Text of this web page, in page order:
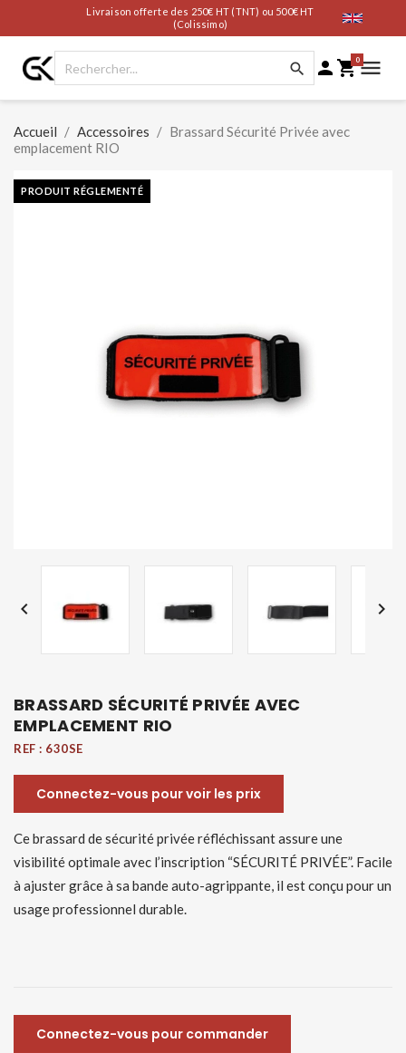
Livraison offerte des 250€ HT (TNT) ou 500€ HT
(Colissimo)
  0
Accueil Accessoires
Brassard Sécurité Privée avec
emplacement RIO
PRODUIT RÉGLEMENTÉ
 
BRASSARD SÉCURITÉ PRIVÉE AVEC
EMPLACEMENT RIO
REF : 630SE
Connectez-vous pour voir les prix
Ce brassard de sécurité privée réfléchissant assure une
visibilité optimale avec l’inscription “SÉCURITÉ PRIVÉE”. Facile
à ajuster grâce à sa bande auto-agrippante, il est conçu pour un
usage professionnel durable.
Connectez-vous pour commander